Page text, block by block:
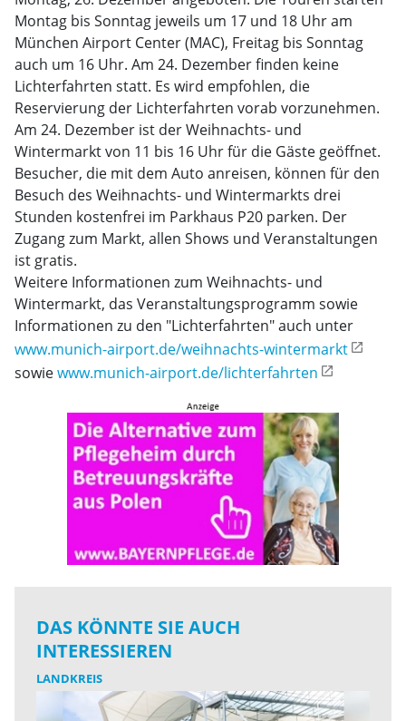
Montag bis Sonntag jeweils um 17 und 18 Uhr am
München Airport Center (MAC), Freitag bis Sonntag
auch um 16 Uhr. Am 24. Dezember finden keine
Lichterfahrten statt. Es wird empfohlen, die
Reservierung der Lichterfahrten vorab vorzunehmen.
Am 24. Dezember ist der Weihnachts- und
Wintermarkt von 11 bis 16 Uhr für die Gäste geöffnet.
Besucher, die mit dem Auto anreisen, können für den
Besuch des Weihnachts- und Wintermarkts drei
Stunden kostenfrei im Parkhaus P20 parken. Der
Zugang zum Markt, allen Shows und Veranstaltungen
ist gratis.
Weitere Informationen zum Weihnachts- und
Wintermarkt, das Veranstaltungsprogramm sowie
Informationen zu den "Lichterfahrten" auch unter
www.munich-airport.de/weihnachts-wintermarkt
sowiewww.munich-airport.de/lichterfahrten
DAS KÖNNTE SIE AUCH
INTERESSIEREN
LANDKREIS